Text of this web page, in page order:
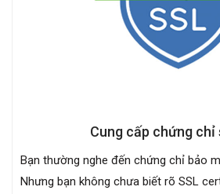
Cung cấp chứng chỉ
Bạn thường nghe đến chứng chỉ bảo
Nhưng bạn không chưa biết rõ SSL